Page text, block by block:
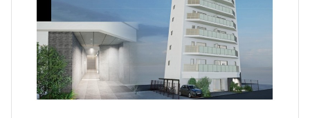
楽器可・相談
入居可能日